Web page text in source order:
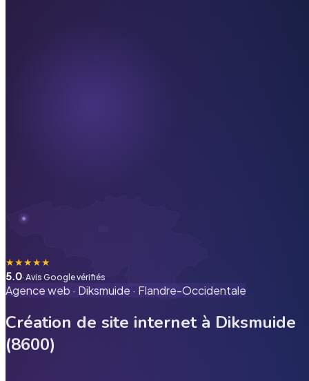
★★★★★
5.0· Avis Google vérifiés
Agence web · Diksmuide · Flandre-Occidentale
Création de site internet à Diksmuide
(8600)